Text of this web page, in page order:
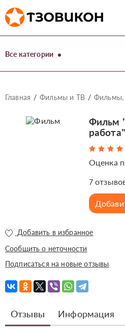
Все категории
Главная Фильмы и ТВ Фильмы,
Фильм
Оценка
7
Добавить в избранное
Сообщить о неточности
Подписаться на новые отзывы
Отзывы Информация